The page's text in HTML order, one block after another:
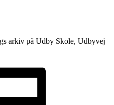
arkiv på Udby Skole, Udbyvej